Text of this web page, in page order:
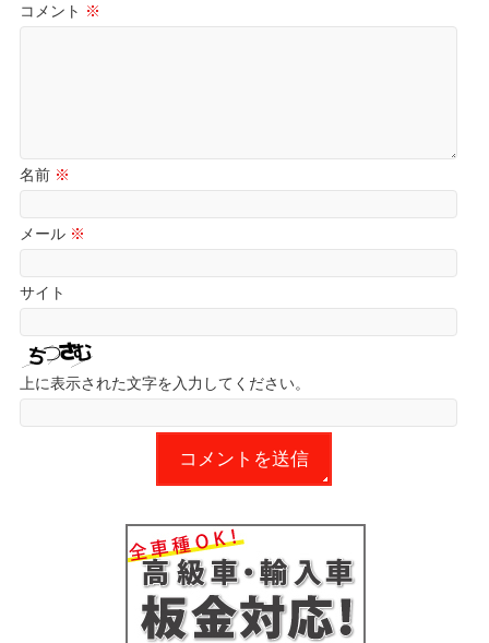
コメント ※
名前 ※
メール ※
サイト
上に表示された文字を入力してください。